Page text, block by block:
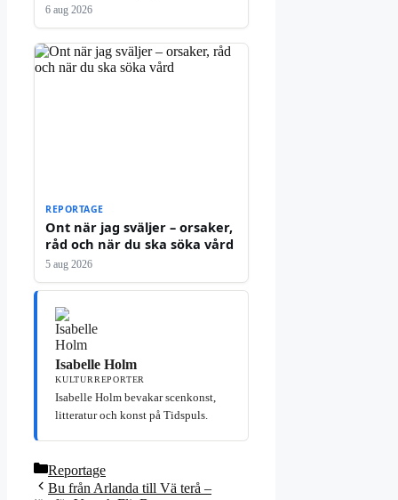
6 aug 2026
REPORTAGE
Ont när jag sväljer – orsaker,
råd och när du ska söka vård
5 aug 2026
Isabelle Holm
KULTURREPORTER
Isabelle Holm bevakar scenkonst,
litteratur och konst på Tidspuls.
Kategorier
Reportage
Bu från Arlanda till Vä terå –